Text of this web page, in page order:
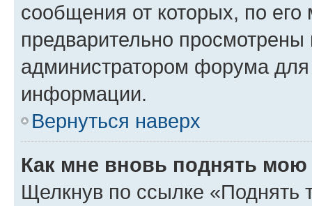
сообщения от которых, по
предварительно
администратором форума
информации.
Вернуться наверх
Как мне вновь поднять мою
Щелкнув по ссылке «Поднять